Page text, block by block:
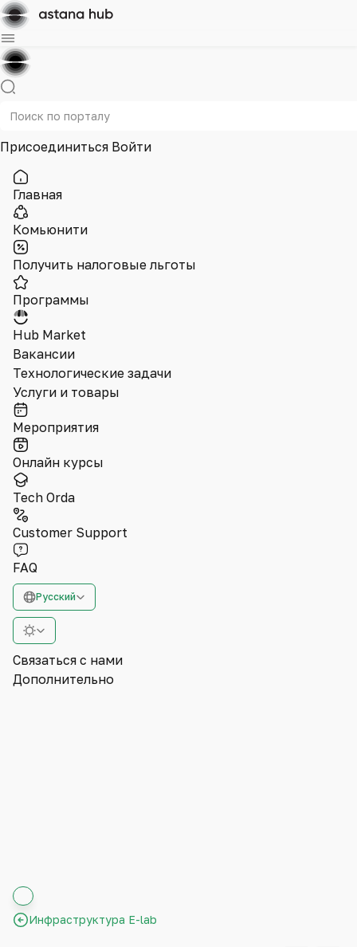
Присоединиться Войти
Главная
Комьюнити
Получить налоговые льготы
Программы
Hub Market
Вакансии
Технологические задачи
Услуги и товары
Мероприятия
Онлайн курсы
Tech Orda
Customer Support
FAQ
Русский
Связаться с нами
Дополнительно
Инфраструктура E-lab